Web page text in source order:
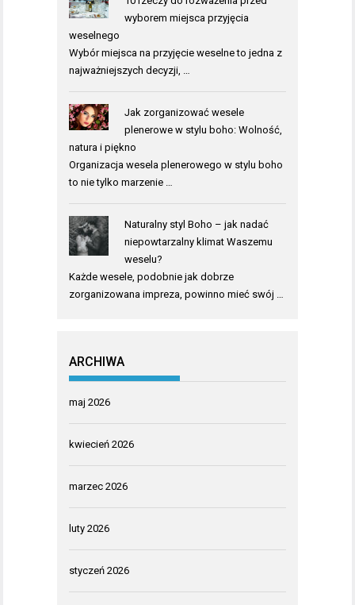
wyborem miejsca przyjęcia
weselnego
Wybór miejsca na przyjęcie weselne to jedna z
najważniejszych decyzji, …
Jak zorganizować wesele
plenerowe w stylu boho: Wolność,
natura i piękno
Organizacja wesela plenerowego w stylu boho
to nie tylko marzenie …
Naturalny styl Boho – jak nadać
niepowtarzalny klimat Waszemu
weselu?
Każde wesele, podobnie jak dobrze
zorganizowana impreza, powinno mieć swój …
ARCHIWA
maj 2026
kwiecień 2026
marzec 2026
luty 2026
styczeń 2026